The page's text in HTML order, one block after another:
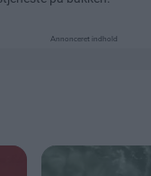
Annonceret indhold